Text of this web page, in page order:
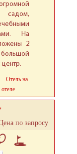
На
2
Отель на
по запросу